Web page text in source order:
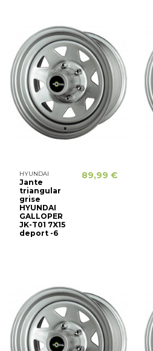
HYUNDAI
Jante
triangular
grise
HYUNDAI
GALLOPER
JK-T01 7X15
deport -6
89,99 €